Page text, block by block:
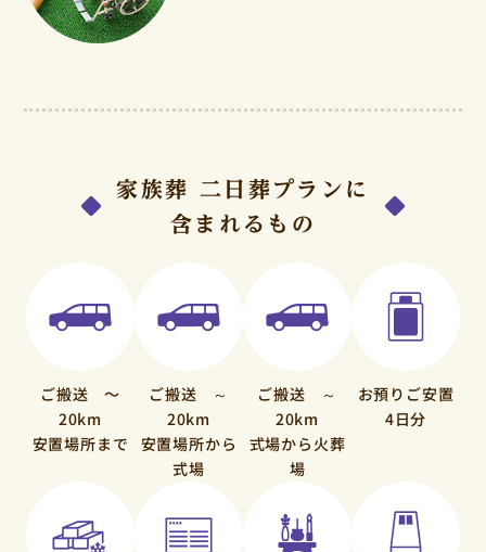
家族葬 二日葬プランに
含まれるもの
ご搬送 〜
20km
安置場所まで
ご搬送 ～
20km
安置場所から
式場
ご搬送 ～
20km
式場から火葬
場
お預りご安置
4日分